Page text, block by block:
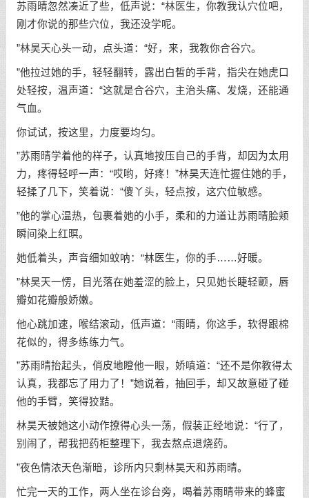
苏雨晴忽然凑近了些，低声说：“林医生，你教我认穴位吧，
刚才你说的那些穴位，我还没学呢。
”林昊天心头一动，点头道：“好，来，我教你合谷穴。
”他拉过她的手，轻轻翻转，露出白皙的手背，指尖在她虎口
处轻按，温声道：“这就是合谷穴，主治头痛、发烧，还能通
气血。
你试试，按这里，力度要均匀。
”苏雨晴学着他的样子，认真地按压自己的手背，却因为太用
力，疼得轻呼一声：“哎哟，好疼！”林昊天连忙握住她的手，
轻揉了几下，笑着说：“傻丫头，轻点按，这穴位敏感。
”他的掌心温热，包裹着她的小手，柔和的力道让苏雨晴脸颊
瞬间染上红暝。
她低着头，声音细如蚊呐：“林医生，你的手……好暖。
”林昊天一愣，目光落在她羞涩的脸上，只见她长睫轻颤，唇
瓣如花瓣般娇嫩。
他心跳加速，喉结滚动，低声道：“雨晴，你这手，软得跟棉
花似的，得多练练力气。
”苏雨晴抬起头，俏皮地瞪他一眼，娇嗔道：“还不是你教得太
认真，我都忘了用力了！”她说着，抽回手，却又故意碰了碰
他的手臂，笑得狡黠。
林昊天被她这小动作撩得心头一荡，假装正经地说：“行了，
别闹了，帮我把药柜整理下，我去熬点退烧药。
”夜色情浓天色渐暗，诊所内只剩林昊天和苏雨晴。
忙完一天的工作，两人坐在诊台旁，喝着苏雨晴带来的蜂蜜